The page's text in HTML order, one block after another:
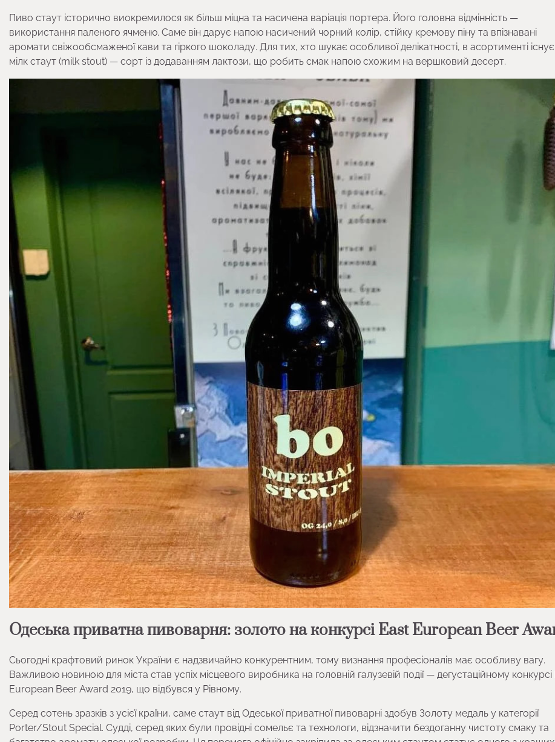
Пиво стаут історично виокремилося як більш міцна та насичена варіація портера. Його головна відмінність —
використання паленого ячменю. Саме він дарує напою насичений чорний колір, стійку кремову піну та впізнавані
аромати свіжообсмаженої кави та гіркого шоколаду. Для тих, хто шукає особливої делікатності, в асортименті існує
мілк стаут (milk stout) — сорт із додаванням лактози, що робить смак напою схожим на вершковий десерт.​​​​​​​
Одеська приватна пивоварня: золото на конкурсі East European Beer
Сьогодні крафтовий ринок України є надзвичайно конкурентним, тому визнання професіоналів має особливу вагу.
Важливою новиною для міста став успіх місцевого виробника на головній галузевій події — дегустаційному конкурсі
European Beer Award 2019, що відбувся у Рівному.
Серед сотень зразків з усієї країни, саме стаут від Одеської приватної пивоварні здобув Золоту медаль у категорії
Porter/Stout Special. Судді, серед яких були провідні сомельє та технологи, відзначити бездоганну чистоту смаку та